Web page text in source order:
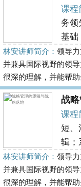
课程
务领
基础
林安讲师简介： 领导
并兼具国际视野的领
很深的理解，并能帮
战
课程
短、
辑；
林安讲师简介： 领导
并兼具国际视野的领
很深的理解，并能帮